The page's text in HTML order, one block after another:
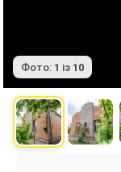
Фото: 1 із 10